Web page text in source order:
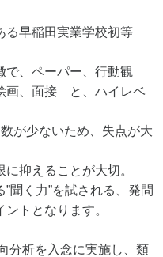
る早稲田実業学校初等
で、ペーパー、行動観
画、面接 と、ハイレベ
が少ないため、失点が大
抑えることが大切。
聞く力”を試される、発問
トとなります。
分析を入念に実施し、類